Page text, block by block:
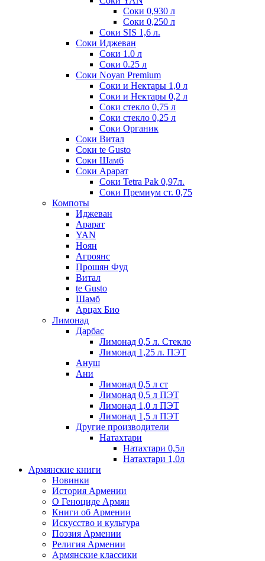
Соки 0,930 л
Соки 0,250 л
Соки SIS 1,6 л.
Соки Иджеван
Соки 1.0 л
Соки 0.25 л
Соки Noyan Premium
Соки и Нектары 1,0 л
Соки и Нектары 0,2 л
Соки стекло 0,75 л
Соки стекло 0,25 л
Соки Органик
Соки Витал
Соки te Gusto
Соки Шамб
Соки Арарат
Соки Tetra Pak 0,97л.
Соки Премиум ст. 0,75
Компоты
Иджеван
Арарат
YAN
Ноян
Агроянс
Прошян Фуд
Витал
te Gusto
Шамб
Арцах Био
Лимонад
Дарбас
Лимонад 0,5 л. Стекло
Лимонад 1,25 л. ПЭТ
Ануш
Ани
Лимонад 0,5 л ст
Лимонад 0,5 л ПЭТ
Лимонад 1,0 л ПЭТ
Лимонад 1,5 л ПЭТ
Другие производители
Натахтари
Натахтари 0,5л
Натахтари 1,0л
Армянские книги
Новинки
История Армении
О Геноциде Армян
Книги об Армении
Иcкусство и культура
Поэзия Армении
Религия Армении
Армянские классики